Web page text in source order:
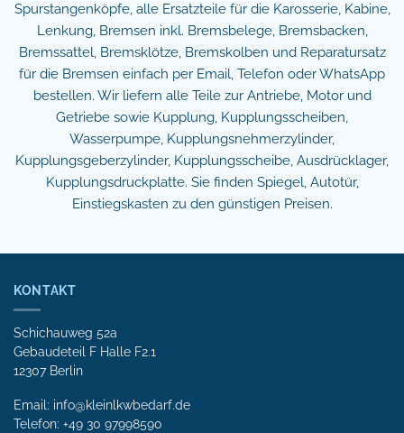
Spurstangenköpfe, alle Ersatzteile für die Karosserie, Kabine,
Lenkung, Bremsen inkl. Bremsbelege, Bremsbacken,
Bremssattel, Bremsklötze, Bremskolben und Reparatursatz
für die Bremsen einfach per Email, Telefon oder WhatsApp
bestellen. Wir liefern alle Teile zur Antriebe, Motor und
Getriebe sowie Kupplung, Kupplungsscheiben,
Wasserpumpe, Kupplungsnehmerzylinder,
Kupplungsgeberzylinder, Kupplungsscheibe, Ausdrücklager,
Kupplungsdruckplatte. Sie finden Spiegel, Autotür,
Einstiegskasten zu den günstigen Preisen.
KONTAKT
Schichauweg 52a
Gebaudeteil F Halle F2.1
12307 Berlin
Email: info@kleinlkwbedarf.de
Telefon: +49 30 97998590